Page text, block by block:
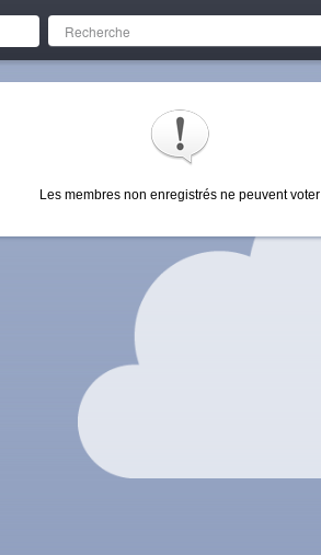
Les membres non enregistrés ne peuvent voter